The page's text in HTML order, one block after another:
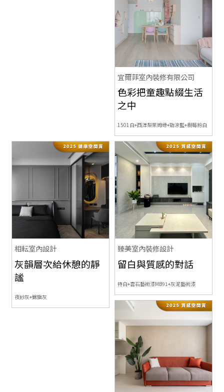
宜爾菲室內裝修有限公司
色彩把童趣點綴生活
之中
1501白+西洋梨萊姆綠+勁涼藍+樹莓粉白
相耘室內設計
灰韻層次給休憩的靜
謐
夜紗灰+錦旗灰
臻美室內裝修設計
留白與質感的對話
特白+雲石藝術漆MB91+灰泥藝術漆